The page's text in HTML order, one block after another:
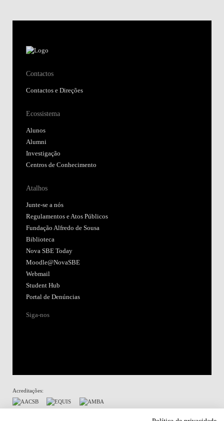
Contactos
Contactos e Direções
Ecossistema
Alunos
Alumni
Investigação
Centros de Conhecimento
Atalhos
Junte-se a nós
Regulamentos e Atos Públicos
Fundação Alfredo de Sousa
Biblioteca
Nova SBE Today
Moodle@NovaSBE
Webmail
Student Hub
Portal de Denúncias
Siga-nos
Acreditações: